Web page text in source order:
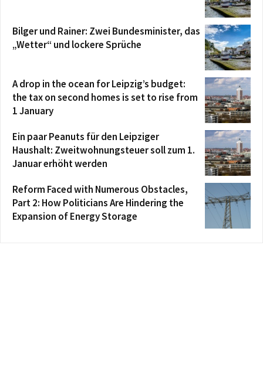
Bilger und Rainer: Zwei Bundesminister, das
„Wetter“ und lockere Sprüche
A drop in the ocean for Leipzig’s budget:
the tax on second homes is set to rise from
1 January
Ein paar Peanuts für den Leipziger
Haushalt: Zweitwohnungsteuer soll zum 1.
Januar erhöht werden
Reform Faced with Numerous Obstacles,
Part 2: How Politicians Are Hindering the
Expansion of Energy Storage